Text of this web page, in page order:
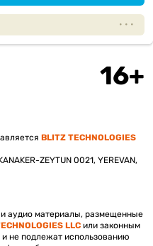
BLITZ TECHNOLOGIES
ZEYTUN 0021, YEREVAN,
аудио материалы, размещенные
LLC или законным
не подлежат использованию